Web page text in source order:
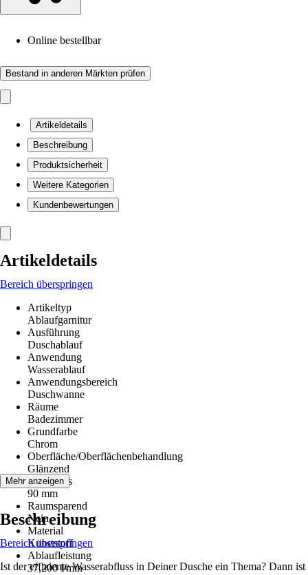
Online bestellbar
Bestand in anderen Märkten prüfen
Artikeldetails
Beschreibung
Produktsicherheit
Weitere Kategorien
Kundenbewertungen
Artikeldetails
Bereich überspringen
Artikeltyp
Ablaufgarnitur
Ausführung
Duschablauf
Anwendung
Wasserablauf
Anwendungsbereich
Duschwanne
Räume
Badezimmer
Grundfarbe
Chrom
Oberfläche/Oberflächenbehandlung
Glänzend
Anschluss
90 mm
Raumsparend
Nein
Material
Kunststoff
Ablaufleistung
37,200 l/min
Mehr anzeigen
Beschreibung
Bereich überspringen
Ist der effiziente Wasserabfluss in Deiner Dusche ein Thema? Dann ist